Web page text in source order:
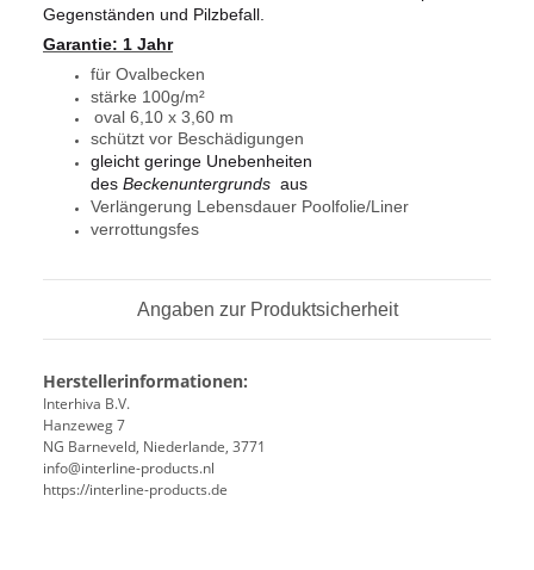
Gegenständen und Pilzbefall.
Garantie: 1 Jahr
für Ovalbecken
stärke 100g/m²
oval 6,10 x 3,60 m
schützt vor Beschädigungen
gleicht geringe Unebenheiten
des Beckenuntergrunds aus
Verlängerung Lebensdauer Poolfolie/Liner
verrottungsfes
Angaben zur Produktsicherheit
Herstellerinformationen:
Interhiva B.V.
Hanzeweg 7
NG Barneveld, Niederlande, 3771
info@interline-products.nl
https://interline-products.de